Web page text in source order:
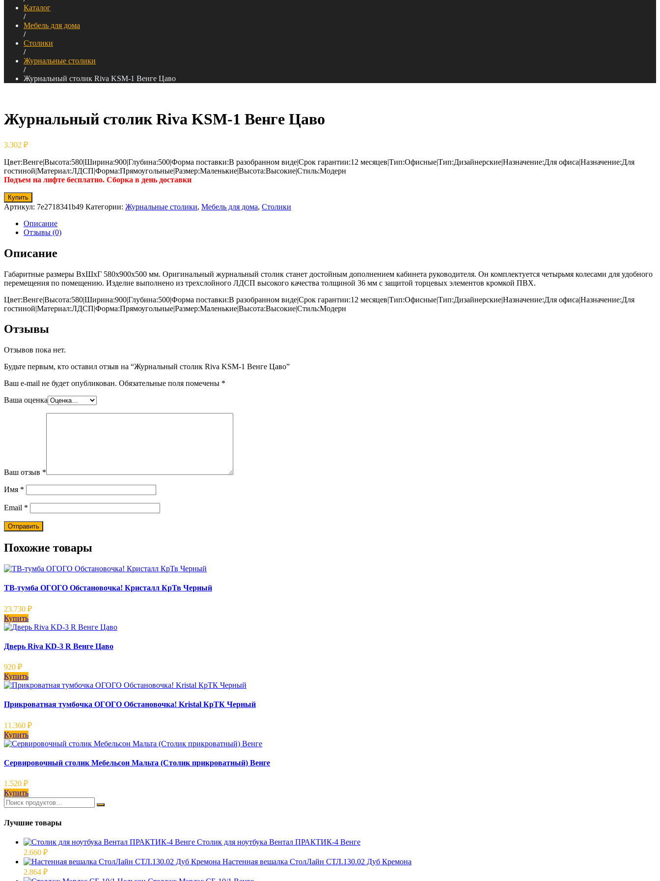
Каталог
/
Мебель для дома
/
Столики
/
Журнальные столики
/
Журнальный столик Riva KSM-1 Венге Цаво
Журнальный столик Riva KSM-1 Венге Цаво
3.302 ₽
Цвет:Венге|Высота:580|Ширина:900|Глубина:500|Форма поставки:В разобранном виде|Срок гарантии:12 месяцев|Тип:Офисные|Тип:Дизайнерские|Назначение:Для офиса|Назначение:Для
гостиной|Материал:ЛДСП|Форма:Прямоугольные|Размер:Маленькие|Высота:Высокие|Стиль:Модерн
Подъем на лифте бесплатно. Сборка в день доставки
Купить
Артикул: 7e2718341b49 Категории: Журнальные столики, Мебель для дома, Столики
Описание
Отзывы (0)
Описание
Габаритные размеры ВхШхГ 580x900x500 мм. Оригинальный журнальный столик станет достойным дополнением кабинета руководителя. Он комплектуется четырьмя колесами для удобного
перемещения по помещению. Изделие выполнено из трехслойного ЛДСП высокого качества толщиной 36 мм с защитой торцевых элементов кромкой ПВХ.
Цвет:Венге|Высота:580|Ширина:900|Глубина:500|Форма поставки:В разобранном виде|Срок гарантии:12 месяцев|Тип:Офисные|Тип:Дизайнерские|Назначение:Для офиса|Назначение:Для
гостиной|Материал:ЛДСП|Форма:Прямоугольные|Размер:Маленькие|Высота:Высокие|Стиль:Модерн
Отзывы
Отзывов пока нет.
Будьте первым, кто оставил отзыв на “Журнальный столик Riva KSM-1 Венге Цаво”
Ваш e-mail не будет опубликован. Обязательные поля помечены *
Ваша оценка
Ваш отзыв *
Имя *
Email *
Похожие товары
ТВ-тумба ОГОГО Обстановочка! Кристалл КрТв Черный
23.730 ₽
Купить
Дверь Riva KD-3 R Венге Цаво
920 ₽
Купить
Прикроватная тумбочка ОГОГО Обстановочка! Kristal КрТК Черный
11.360 ₽
Купить
Сервировочный столик Мебельсон Мальта (Столик прикроватный) Венге
1.520 ₽
Купить
Лучшие товары
Столик для ноутбука Вентал ПРАКТИК-4 Венге
2.660 ₽
Настенная вешалка СтолЛайн СТЛ.130.02 Дуб Кремона
2.864 ₽